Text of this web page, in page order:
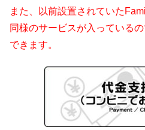
また、以前設置されていた
同様のサービスが入っている
できます。